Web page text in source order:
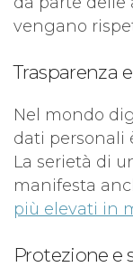
vengano
Trasparenza
Nel mondo
dati personali
La serietà di
manifesta
più elevati in
Protezione e